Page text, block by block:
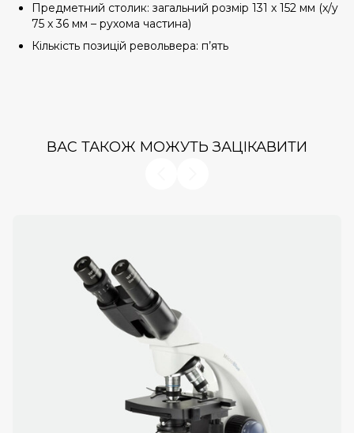
Предметний столик: загальний розмір 131 x 152 мм (x/y
75 x 36 мм – рухома частина)
Кількість позицій револьвера: п’ять
ВАС ТАКОЖ МОЖУТЬ ЗАЦІКАВИТИ